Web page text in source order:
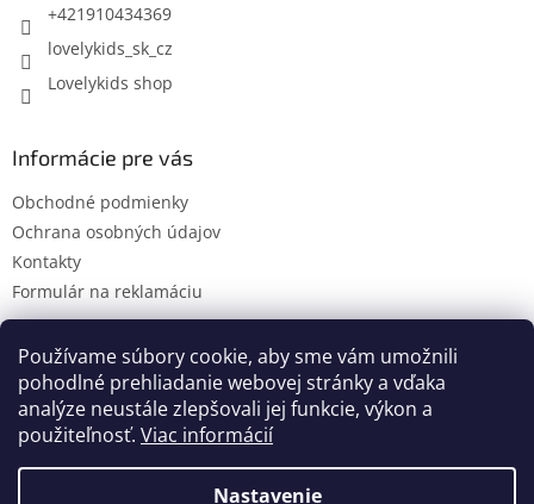
Používame súbory cookie, aby sme vám umožnili
pohodlné prehliadanie webovej stránky a vďaka
analýze neustále zlepšovali jej funkcie, výkon a
použiteľnosť. Viac informácií
Nastavenie
+421910434369
lovelykids_sk_cz
Lovelykids shop
Informácie pre vás
Obchodné podmienky
Ochrana osobných údajov
Kontakty
Formulár na reklamáciu
Kontakty Novinky